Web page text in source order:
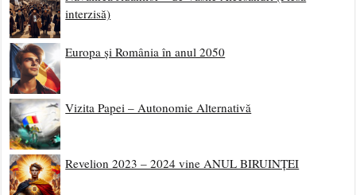
interzisă)
Europa și România în anul 2050
Vizita Papei – Autonomie Alternativă
Revelion 2023 – 2024 vine ANUL BIRUINȚEI